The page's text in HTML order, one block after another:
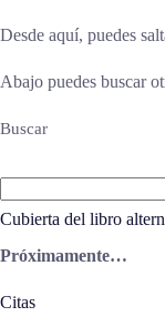
Desde aquí, puedes
Abajo puedes buscar
Buscar
Cubierta del libro
Próximamente…
Citas